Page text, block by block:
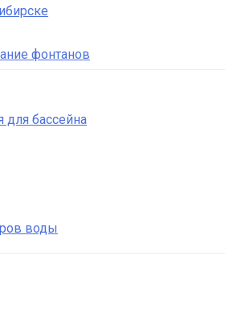
фонтанов
для бассейна
воды